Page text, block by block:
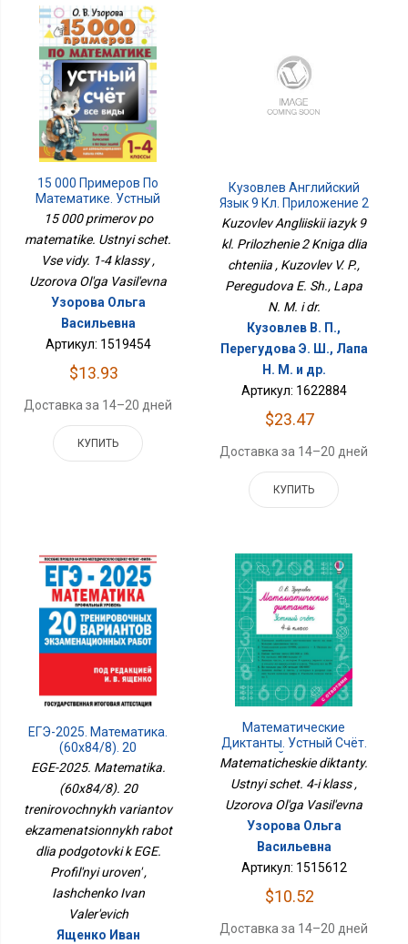
15 000 Примеров По
Математике. Устный
Счет. Все Виды. 1-4
Классы
15 000 primerov po
matematike. Ustnyi schet.
Vse vidy. 1-4 klassy ,
Uzorova Ol'ga Vasil'evna
Узорова Ольга
Васильевна
Артикул: 1519454
$13.93
Доставка за 14–20 дней
КУПИТЬ
Кузовлев Английский
Язык 9 Кл. Приложение 2
Книга Для Чтения
Kuzovlev Angliiskii iazyk 9
kl. Prilozhenie 2 Kniga dlia
chteniia , Kuzovlev V. P.,
Peregudova E. Sh., Lapa
N. M. i dr.
Кузовлев В. П.,
Перегудова Э. Ш., Лапа
Н. М. и др.
Артикул: 1622884
$23.47
Доставка за 14–20 дней
КУПИТЬ
ЕГЭ-2025. Математика.
(60x84/8). 20
Тренировочных
Экзаменационных
Работ Для Подготовки К
ЕГЭ. Профильный
Уровень
EGE-2025. Matematika.
(60x84/8). 20
trenirovochnykh variantov
ekzamenatsionnykh rabot
dlia podgotovki k EGE.
Profil'nyi uroven' ,
Iashchenko Ivan
Valer'evich
Ященко Иван
Математические
Диктанты. Устный Счёт.
4-Й Класс
Matematicheskie diktanty.
Ustnyi schet. 4-i klass ,
Uzorova Ol'ga Vasil'evna
Узорова Ольга
Васильевна
Артикул: 1515612
$10.52
Доставка за 14–20 дней